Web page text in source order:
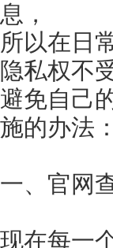
息，
所以在日
隐私权不
避免自己
施的办法：
一、官网
现在每一